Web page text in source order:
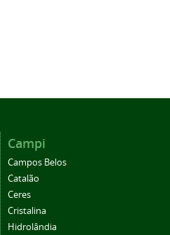
Campi
Campos Belos
Catalão
Ceres
Cristalina
Hidrolândia